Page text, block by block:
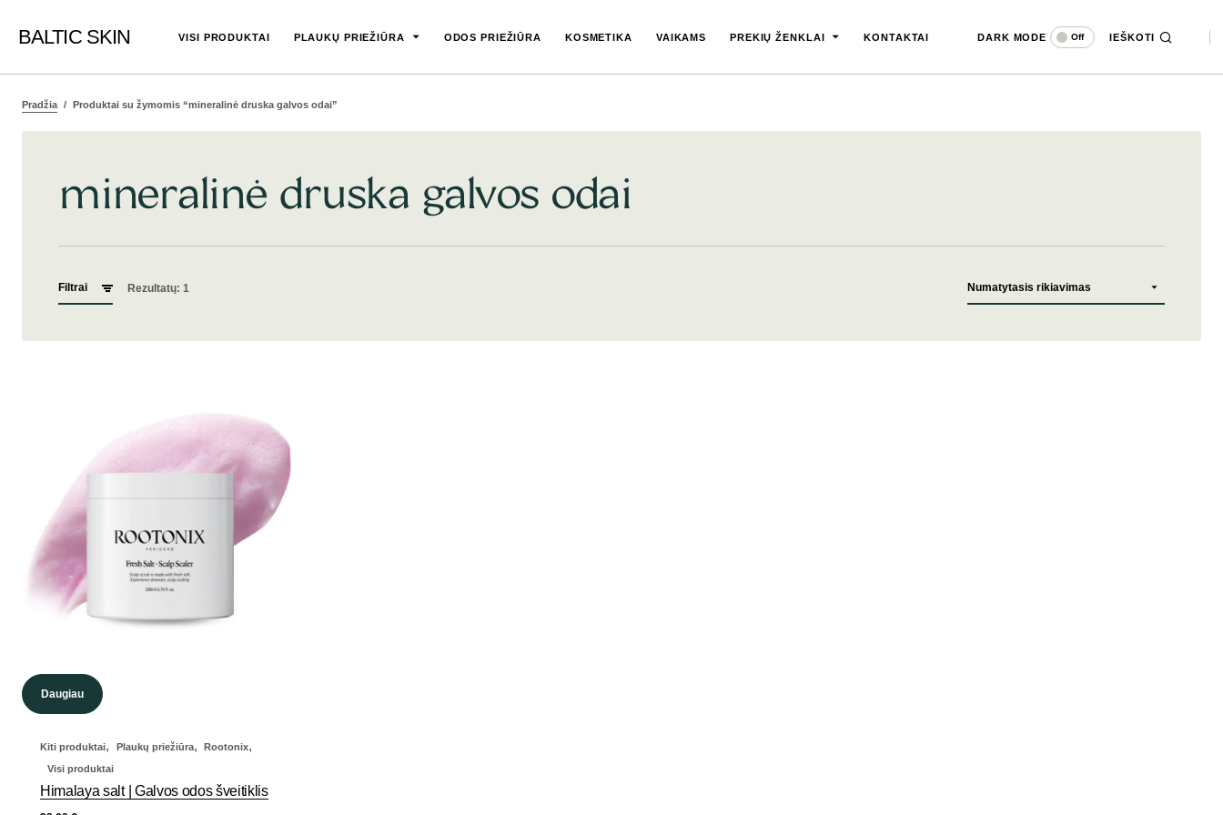
BALTIC SKIN VISI PRODUKTAI PLAUKŲ PRIEŽIŪRA ODOS PRIEŽIŪRA KOSMETIKA VAIKAMS PREKIŲ ŽENKLAI KONTAKTAI DARK MODE Off IEŠKOTI
Pradžia Produktai su žymomis “mineralinė druska galvos odai”
mineralinė druska galvos odai
Filtrai Rezultatų: 1
Daugiau
Kiti produktai, Plaukų priežiūra, Rootonix,
Visi produktai
Himalaya salt | Galvos odos šveitiklis